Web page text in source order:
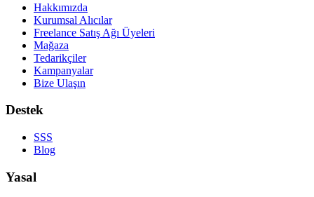
Hakkımızda
Kurumsal Alıcılar
Freelance Satış Ağı Üyeleri
Mağaza
Tedarikçiler
Kampanyalar
Bize Ulaşın
Destek
SSS
Blog
Yasal